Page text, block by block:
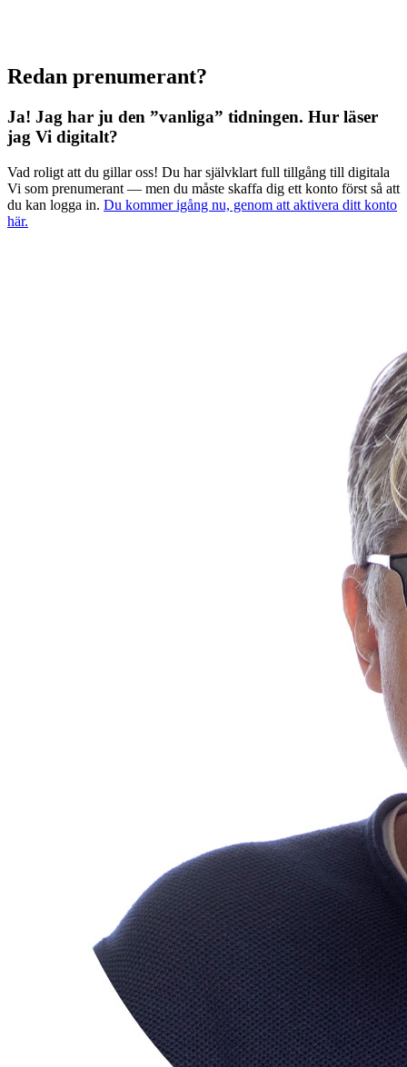
Redan prenumerant?
Ja! Jag har ju den ”vanliga” tidningen. Hur läser
jag Vi digitalt?
Vad roligt att du gillar oss! Du har självklart full tillgång till digitala
Vi som prenumerant — men du måste skaffa dig ett konto först så att
du kan logga in. Du kommer igång nu, genom att aktivera ditt konto
här.